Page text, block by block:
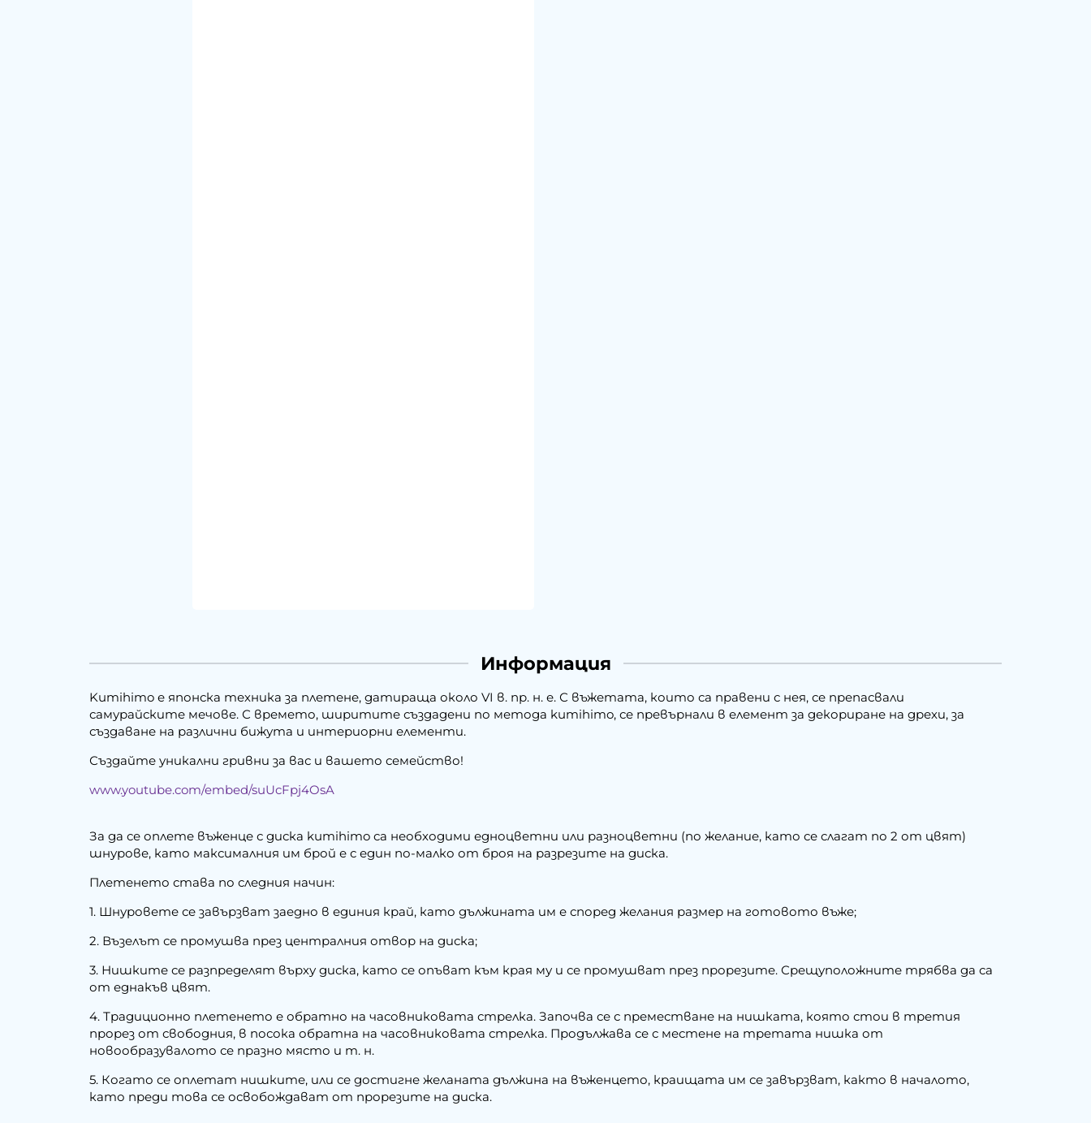
Информация
Kumihimo е японска техника за плетене, датираща около VI в. пр. н. е. С въжетата, които са правени с нея, се препасвали
самурайските мечове. С времето, ширитите създадени по метода kumihimo, се превърнали в елемент за декориране на дрехи, за
създаване на различни бижута и интериорни елементи.
Създайте уникални гривни за вас и вашето семейство!
www.youtube.com/embed/suUcFpj4OsA
За да се оплете въженце с диска kumihimo са необходими едноцветни или разноцветни (по желание, като се слагат по 2 от цвят)
шнурове, като максималния им брой е с един по-малко от броя на разрезите на диска.
Плетенето става по следния начин:
1. Шнуровете се завързват заедно в единия край, като дължината им е според желания размер на готовото въже;
2. Възелът се промушва през централния отвор на диска;
3. Нишките се разпределят върху диска, като се опъват към края му и се промушват през прорезите. Срещуположните трябва да са
от еднакъв цвят.
4. Традиционно плетенето е обратно на часовниковата стрелка. Започва се с преместване на нишката, която стои в третия
прорез от свободния, в посока обратна на часовниковата стрелка. Продължава се с местене на третата нишка от
новообразувалото се празно място и т. н.
5. Когато се оплетат нишките, или се достигне желаната дължина на въженцето, краищата им се завързват, както в началото,
като преди това се освобождават от прорезите на диска.